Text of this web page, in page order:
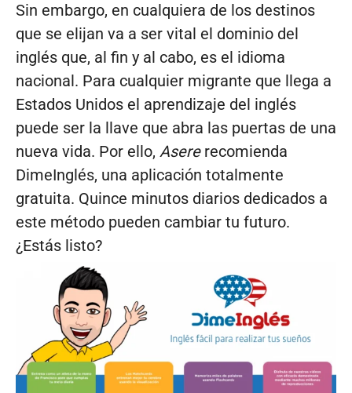
Sin embargo, en cualquiera de los destinos
que se elijan va a ser vital el dominio del
inglés que, al fin y al cabo, es el idioma
nacional. Para cualquier migrante que llega a
Estados Unidos el aprendizaje del inglés
puede ser la llave que abra las puertas de una
nueva vida. Por ello, Asererecomienda
DimeInglés, una aplicación totalmente
gratuita. Quince minutos diarios dedicados a
este método pueden cambiar tu futuro.
¿Estás listo?